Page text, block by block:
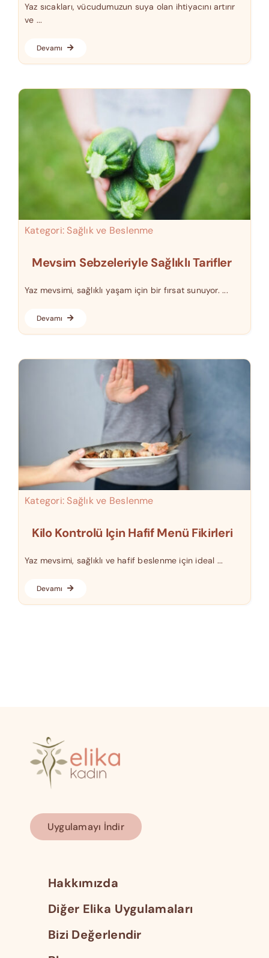
Yaz sıcakları, vücudumuzun suya olan ihtiyacını artırır
ve ...
Devamı
Kategori: Sağlık ve Beslenme
Mevsim Sebzeleriyle Sağlıklı Tarifler
Yaz mevsimi, sağlıklı yaşam için bir fırsat sunuyor. ...
Devamı
Kategori: Sağlık ve Beslenme
Kilo Kontrolü Için Hafif Menü Fikirleri
Yaz mevsimi, sağlıklı ve hafif beslenme için ideal ...
Devamı
Uygulamayı İndir
Hakkımızda
Diğer Elika Uygulamaları
Bizi Değerlendir